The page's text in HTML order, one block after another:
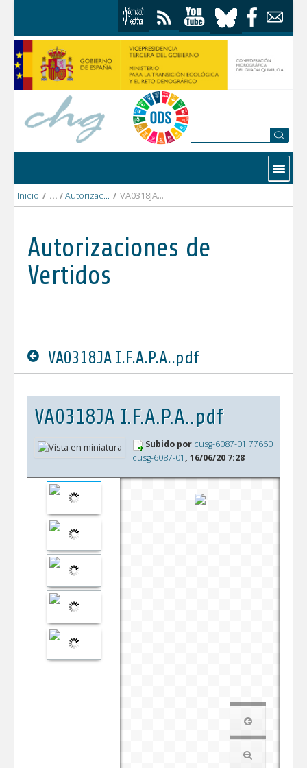
Contactar
Inicio / Autorizaciones Vertidos / VA0318JA I.F.A.P.A..pdf
Autorizaciones de
Vertidos
VA0318JA I.F.A.P.A..pdf
VA0318JA I.F.A.P.A..pdf
Subido por cusg-6087-01 77650
cusg-6087-01 , 16/06/20 7:28